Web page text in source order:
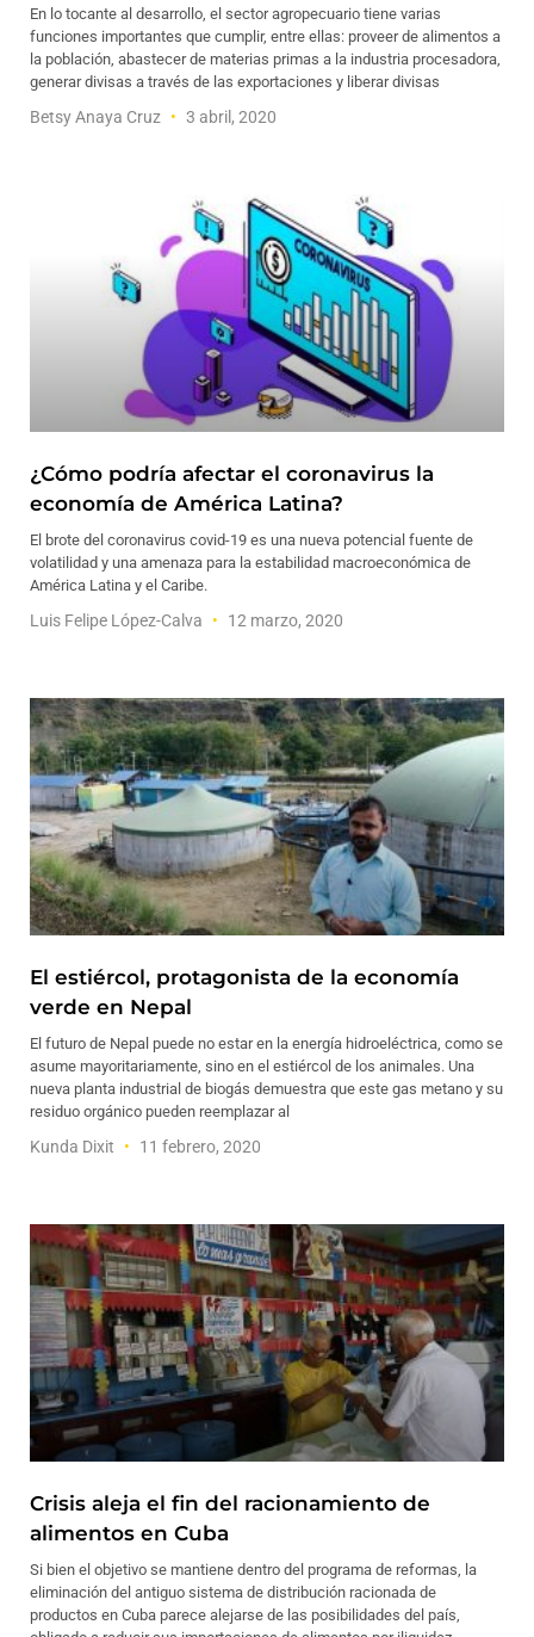
En lo tocante al desarrollo, el sector agropecuario tiene varias
funciones importantes que cumplir, entre ellas: proveer de alimentos a
la población, abastecer de materias primas a la industria procesadora,
generar divisas a través de las exportaciones y liberar divisas
Betsy Anaya Cruz 3 abril, 2020
¿Cómo podría afectar el coronavirus la
economía de América Latina?
El brote del coronavirus covid-19 es una nueva potencial fuente de
volatilidad y una amenaza para la estabilidad macroeconómica de
América Latina y el Caribe.
Luis Felipe López-Calva 12 marzo, 2020
El estiércol, protagonista de la economía
verde en Nepal
El futuro de Nepal puede no estar en la energía hidroeléctrica, como se
asume mayoritariamente, sino en el estiércol de los animales. Una
nueva planta industrial de biogás demuestra que este gas metano y su
residuo orgánico pueden reemplazar al
Kunda Dixit 11 febrero, 2020
Crisis aleja el fin del racionamiento de
alimentos en Cuba
Si bien el objetivo se mantiene dentro del programa de reformas, la
eliminación del antiguo sistema de distribución racionada de
productos en Cuba parece alejarse de las posibilidades del país,